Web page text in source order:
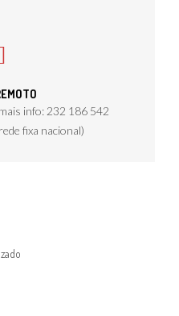
info: 232 186 542
fixa nacional)